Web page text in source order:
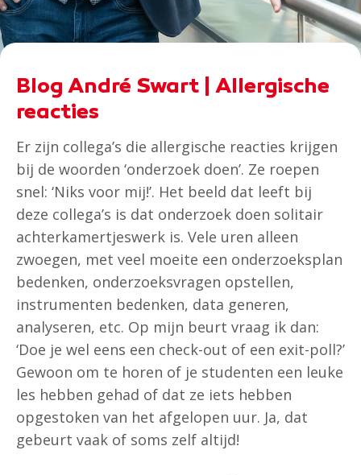
Blog André Swart | Allergische
reacties
Er zijn collega’s die allergische reacties krijgen
bij de woorden ‘onderzoek doen’. Ze roepen
snel: ‘Niks voor mij!’. Het beeld dat leeft bij
deze collega’s is dat onderzoek doen solitair
achterkamertjeswerk is. Vele uren alleen
zwoegen, met veel moeite een onderzoeksplan
bedenken, onderzoeksvragen opstellen,
instrumenten bedenken, data generen,
analyseren, etc. Op mijn beurt vraag ik dan:
‘Doe je wel eens een check-out of een exit-poll?’
Gewoon om te horen of je studenten een leuke
les hebben gehad of dat ze iets hebben
opgestoken van het afgelopen uur. Ja, dat
gebeurt vaak of soms zelf altijd!